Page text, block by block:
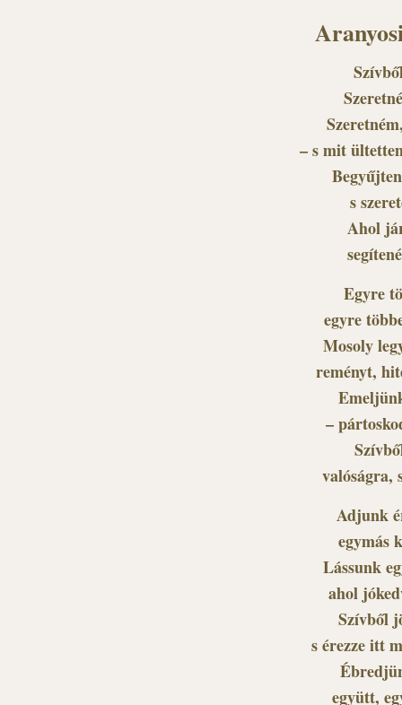
– s mit
s
Ahol
Egyre
egyre
Mosoly
reményt,
–
valóságra,
Adjunk
egymás
Lássunk
ahol
Szívből
s érezze itt
együtt,